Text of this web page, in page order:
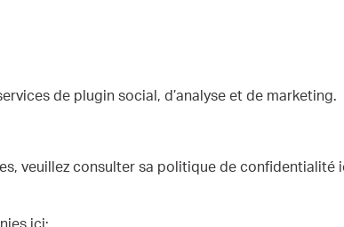
de plugin social, d’analyse et de marketing.
veuillez consulter sa politique de confidentialité